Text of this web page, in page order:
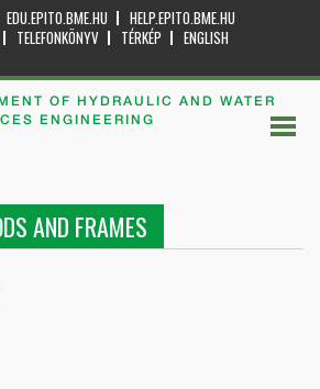
EDU.EPITO.BME.HU
HELP.EPITO.BME.HU
TELEFONKÖNYV TÉRKÉP
ENGLISH
OF HYDRAULIC AND WATER
ENGINEERING
AND FRAMES